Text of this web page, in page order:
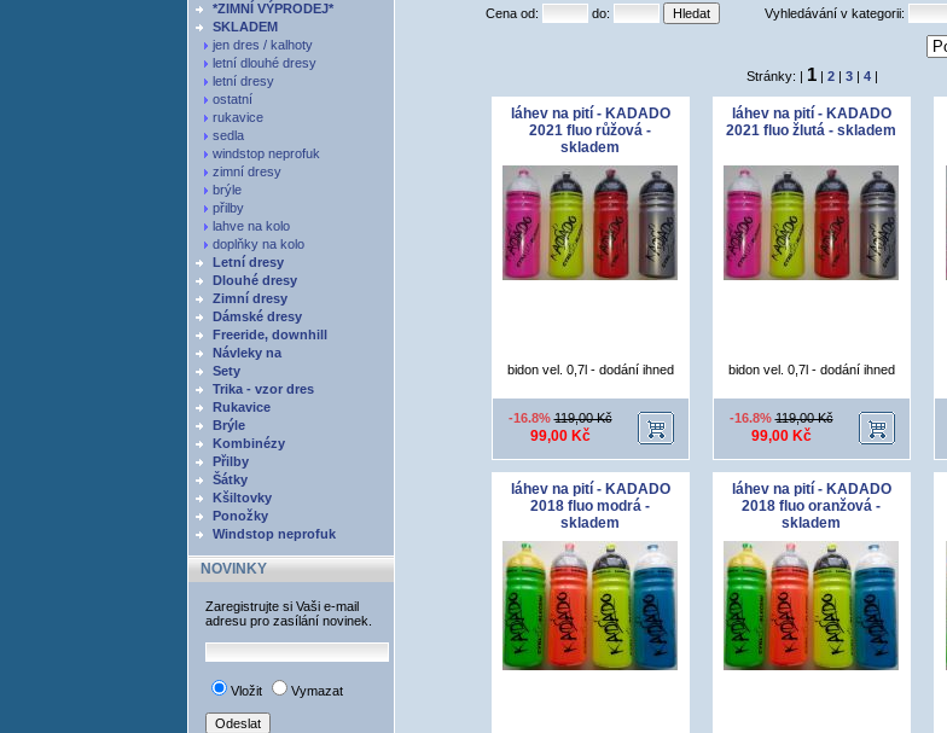
*ZIMNÍ VÝPRODEJ*
SKLADEM
jen dres / kalhoty
letní dlouhé dresy
letní dresy
ostatní
rukavice
sedla
windstop neprofuk
zimní dresy
brýle
přilby
lahve na kolo
doplňky na kolo
Letní dresy
Dlouhé dresy
Zimní dresy
Dámské dresy
Freeride, downhill
Návleky na
Sety
Trika - vzor dres
Rukavice
Brýle
Kombinézy
Přilby
Šátky
Kšiltovky
Ponožky
Windstop neprofuk
NOVINKY
Zaregistrujte si Vaši e-mail
adresu pro zasílání novinek.
Vložit Vymazat
Cena od: do: Vyhledávání v kategorii:
Stránky: | 1| 2| 3| 4|
láhev na pití - KADADO
2021 fluo růžová -
skladem
bidon vel. 0,7l - dodání ihned
-16.8%119,00 Kč
99,00 Kč
láhev na pití - KADADO
2021 fluo žlutá - skladem
bidon vel. 0,7l - dodání ihned
-16.8%119,00 Kč
99,00 Kč
láhev na pití - KADADO
2018 fluo modrá -
skladem
láhev na pití - KADADO
2018 fluo oranžová -
skladem